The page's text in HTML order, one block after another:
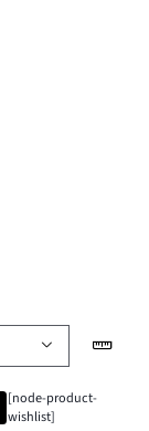
[node-product-
wishlist]